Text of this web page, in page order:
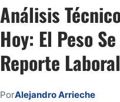
Análisis
Hoy: El Peso
Reporte
PorAlejandro Arrieche